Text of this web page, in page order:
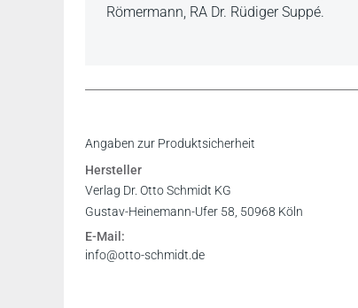
Römermann, RA Dr. Rüdiger Suppé.
Angaben zur Produktsicherheit
Hersteller
Verlag Dr. Otto Schmidt KG
Gustav-Heinemann-Ufer 58, 50968 Köln
E-Mail:
info@otto-schmidt.de